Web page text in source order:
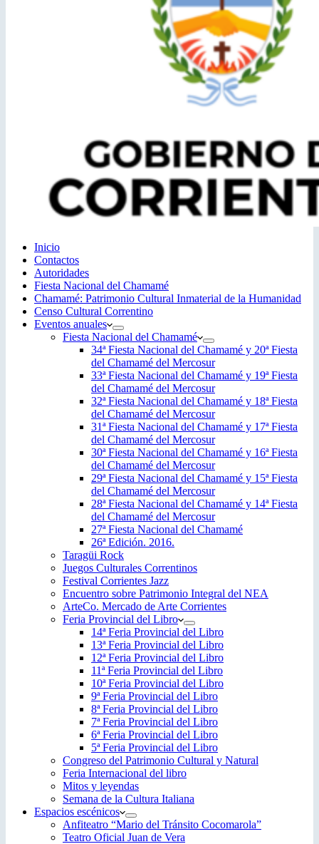
Inicio
Contactos
Autoridades
Fiesta Nacional del Chamamé
Chamamé: Patrimonio Cultural Inmaterial de la Humanidad
Censo Cultural Correntino
Eventos anuales
Fiesta Nacional del Chamamé
34ª Fiesta Nacional del Chamamé y 20ª Fiesta
del Chamamé del Mercosur
33ª Fiesta Nacional del Chamamé y 19ª Fiesta
del Chamamé del Mercosur
32ª Fiesta Nacional del Chamamé y 18ª Fiesta
del Chamamé del Mercosur
31ª Fiesta Nacional del Chamamé y 17ª Fiesta
del Chamamé del Mercosur
30ª Fiesta Nacional del Chamamé y 16ª Fiesta
del Chamamé del Mercosur
29ª Fiesta Nacional del Chamamé y 15ª Fiesta
del Chamamé del Mercosur
28ª Fiesta Nacional del Chamamé y 14ª Fiesta
del Chamamé del Mercosur
27ª Fiesta Nacional del Chamamé
26ª Edición. 2016.
Taragüi Rock
Juegos Culturales Correntinos
Festival Corrientes Jazz
Encuentro sobre Patrimonio Integral del NEA
ArteCo. Mercado de Arte Corrientes
Feria Provincial del Libro
14ª Feria Provincial del Libro
13ª Feria Provincial del Libro
12ª Feria Provincial del Libro
11ª Feria Provincial del Libro
10ª Feria Provincial del Libro
9ª Feria Provincial del Libro
8ª Feria Provincial del Libro
7ª Feria Provincial del Libro
6ª Feria Provincial del Libro
5ª Feria Provincial del Libro
Congreso del Patrimonio Cultural y Natural
Feria Internacional del libro
Mitos y leyendas
Semana de la Cultura Italiana
Espacios escénicos
Anfiteatro “Mario del Tránsito Cocomarola”
Teatro Oficial Juan de Vera